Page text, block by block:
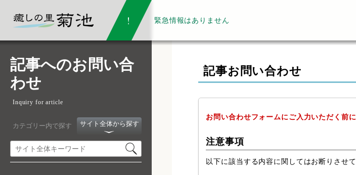
緊急情報はありません
記事へのお問い合
わせ
Inquiry for article
カテゴリー内で探す サイト全体から探す
記事お問い合わせ
お問い合わせフォームにご入力いただく前
注意事項
以下に該当する内容に関してはお断りさせ